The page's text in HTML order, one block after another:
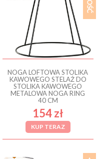
NOGA LOFTOWA STOLIKA
KAWOWEGO STELAŻ DO
STOLIKA KAWOWEGO
METALOWA NOGA RING
40 CM
154 zł
KUP TERAZ